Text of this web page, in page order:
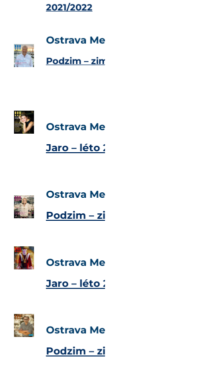
2021/2022
Ostrava Metropolitan Magazine
Podzim – zima 2020
Ostrava Metropolitan Magazine
Jaro – léto 2020
Ostrava Metropolitan Magazine
Podzim – zima 2019
Ostrava Metropolitan Magazine
Jaro – léto 2019
Ostrava Metropolitan Magazine
Podzim – zima 2018